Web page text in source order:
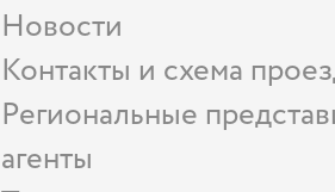
Новости
Контакты и схема
Региональные
агенты